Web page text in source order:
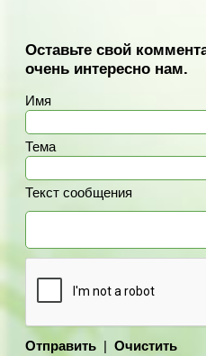
Оставьте свой
очень интересно нам.
Имя
Тема
Текст сообщения
Отправить | Очистить